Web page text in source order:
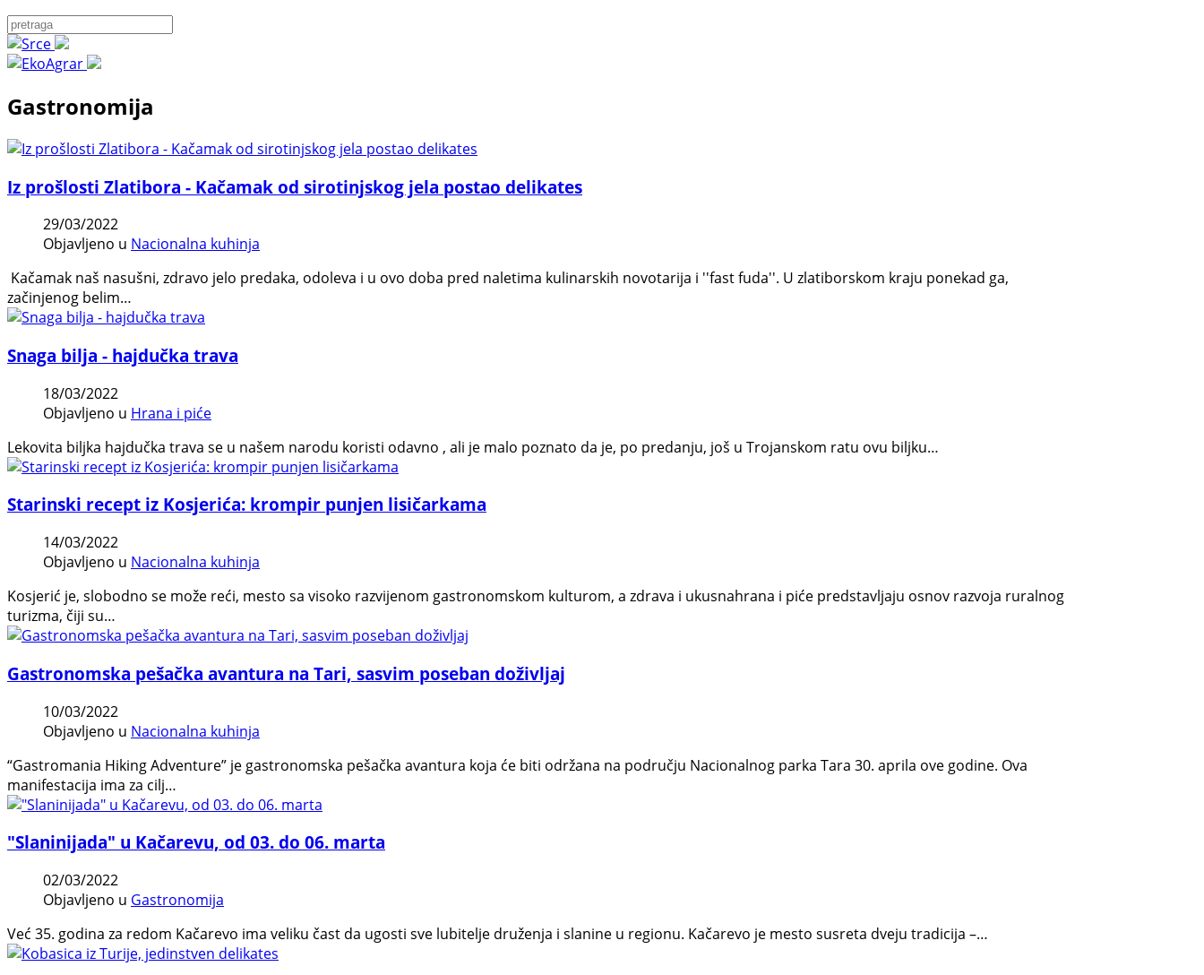
Gastronomija
Iz prošlosti Zlatibora - Kačamak od sirotinjskog jela postao delikates
29/03/2022
Objavljeno u Nacionalna kuhinja
Kačamak naš nasušni, zdravo jelo predaka, odoleva i u ovo doba pred naletima kulinarskih novotarija i ''fast fuda''. U zlatiborskom kraju ponekad ga,
začinjenog belim…
Snaga bilja - hajdučka trava
18/03/2022
Objavljeno u Hrana i piće
Lekovita biljka hajdučka trava se u našem narodu koristi odavno , ali je malo poznato da je, po predanju, još u Trojanskom ratu ovu biljku…
Starinski recept iz Kosjerića: krompir punjen lisičarkama
14/03/2022
Objavljeno u Nacionalna kuhinja
Kosjerić je, slobodno se može reći, mesto sa visoko razvijenom gastronomskom kulturom, a zdrava i ukusnahrana i piće predstavljaju osnov razvoja ruralnog
turizma, čiji su…
Gastronomska pešačka avantura na Tari, sasvim poseban doživljaj
10/03/2022
Objavljeno u Nacionalna kuhinja
“Gastromania Hiking Adventure” je gastronomska pešačka avantura koja će biti održana na području Nacionalnog parka Tara 30. aprila ove godine. Ova
manifestacija ima za cilj…
"Slaninijada" u Kačarevu, od 03. do 06. marta
02/03/2022
Objavljeno u Gastronomija
Već 35. godinа za redom Kačarevo ima veliku čast da ugosti sve lubitelje druženja i slanine u regionu. Kačarevo je mesto susreta dveju tradicija –…